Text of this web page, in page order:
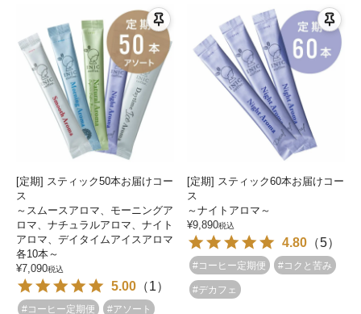
[定期] スティック50本お届けコー
ス
～スムースアロマ、モーニングア
ロマ、ナチュラルアロマ、ナイト
アロマ、デイタイムアイスアロマ
各10本～
¥7,090税込
5.00 （1）
#コーヒー定期便 #アソート
[定期] スティック60本お届けコー
ス
～ナイトアロマ～
¥9,890税込
4.80 （5）
#コーヒー定期便 #コクと苦み
#デカフェ